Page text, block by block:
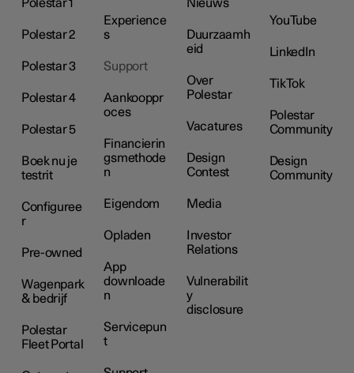
Polestar 1
Polestar 2
Polestar 3
Polestar 4
Polestar 5
Boek nu je
testrit
Configuree
r
Pre-owned
Wagenpark
& bedrijf
Polestar
Fleet Portal
Experience
s
Support
Aankooppr
oces
Financierin
gsmethode
n
Eigendom
Opladen
App
downloade
n
Servicepun
t
Nieuws
Duurzaamh
eid
Over
Polestar
Vacatures
Design
Contest
Media
Investor
Relations
Vulnerabilit
y
disclosure
YouTube
LinkedIn
TikTok
Polestar
Community
Design
Community